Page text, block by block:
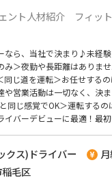
ント人材紹介 フィッ
なら、当社で決まり♪未経
＞夜勤や長距離はありま
同じ道を運転＞お任せする
や営業活動は一切なく、決
同じ感覚でOK＞運転する
イバーデビューに最適！最
なども取得可能。プライベ
待遇も充実＞子ども手当や
クス)ドライバー
毛区